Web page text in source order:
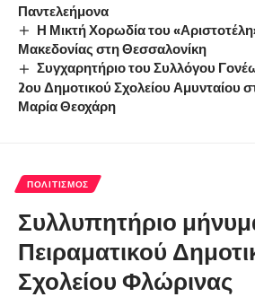
Παντελεήμονα
Η Μικτή Χορωδία του
Μακεδονίας στη Θεσσαλονίκη
Συγχαρητήριο του Συλλόγου
2ου Δημοτικού Σχολείου Αμυνταίου
Μαρία Θεοχάρη
ΠΟΛΙΤΙΣΜΌΣ
Συλλυπητήριο
Πειραματικού
Σχολείου Φλώρινας